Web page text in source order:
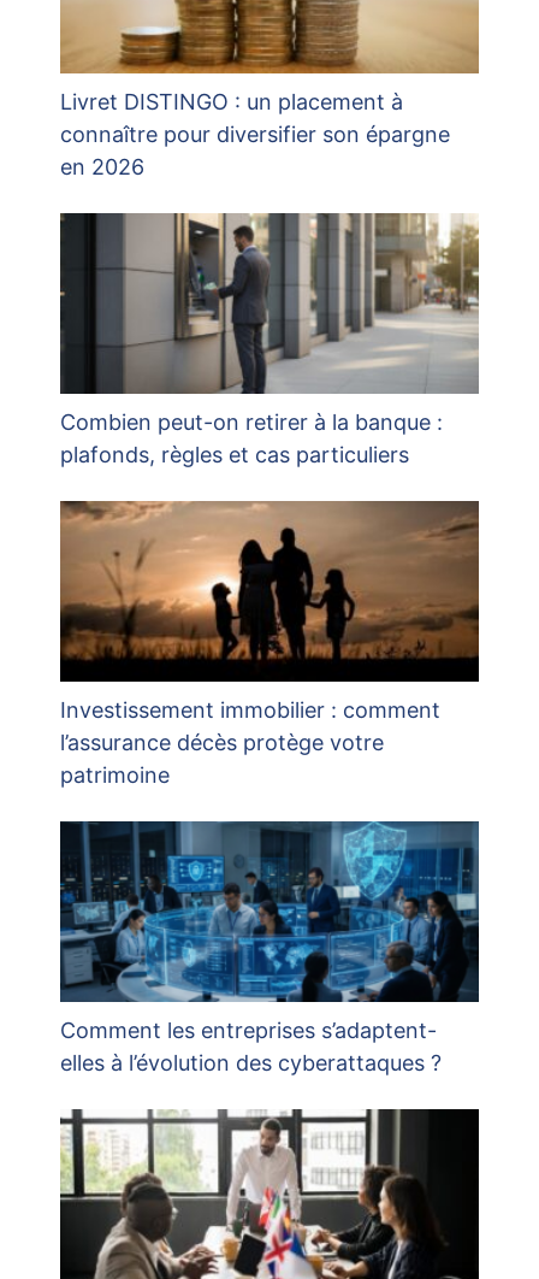
Livret DISTINGO : un placement à
connaître pour diversifier son épargne
en 2026
Combien peut-on retirer à la banque :
plafonds, règles et cas particuliers
Investissement immobilier : comment
l’assurance décès protège votre
patrimoine
Comment les entreprises s’adaptent-
elles à l’évolution des cyberattaques ?